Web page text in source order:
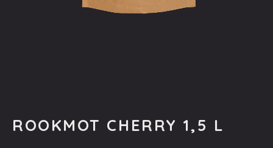
ROOKMOT CHERRY 1,5 L